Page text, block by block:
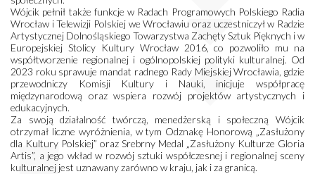
Wójcik pełnił także funkcje w Radach Programowych Polskiego Radia
Wrocław i Telewizji Polskiej we Wrocławiu oraz uczestniczył w Radzie
Artystycznej Dolnośląskiego Towarzystwa Zachęty Sztuk Pięknych i w
Europejskiej Stolicy Kultury Wrocław 2016, co pozwoliło mu na
współtworzenie regionalnej i ogólnopolskiej polityki kulturalnej. Od
2023 roku sprawuje mandat radnego Rady Miejskiej Wrocławia, gdzie
przewodniczy Komisji Kultury i Nauki, inicjuje współpracę
międzynarodową oraz wspiera rozwój projektów artystycznych i
edukacyjnych.
Za swoją działalność twórczą, menedżerską i społeczną Wójcik
otrzymał liczne wyróżnienia, w tym Odznakę Honorową „Zasłużony
dla Kultury Polskiej” oraz Srebrny Medal „Zasłużony Kulturze Gloria
Artis”, a jego wkład w rozwój sztuki współczesnej i regionalnej sceny
kulturalnej jest uznawany zarówno w kraju, jak i za granicą.